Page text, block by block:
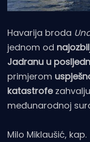
Havarija broda
jednom od
Jadranu u
primjerom
katastrofe
međunarodnoj
Milo Miklaušić, kap.